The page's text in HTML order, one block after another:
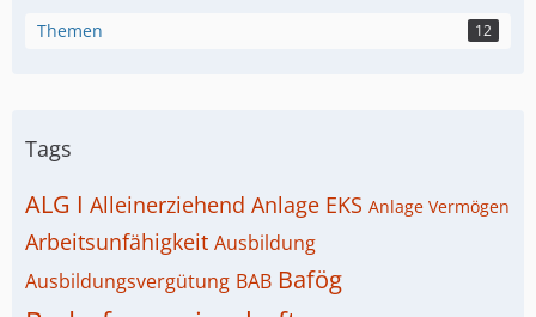
Themen 12
Tags
ALG I Alleinerziehend Anlage EKS Anlage Vermögen
Arbeitsunfähigkeit Ausbildung
Ausbildungsvergütung BAB Bafög